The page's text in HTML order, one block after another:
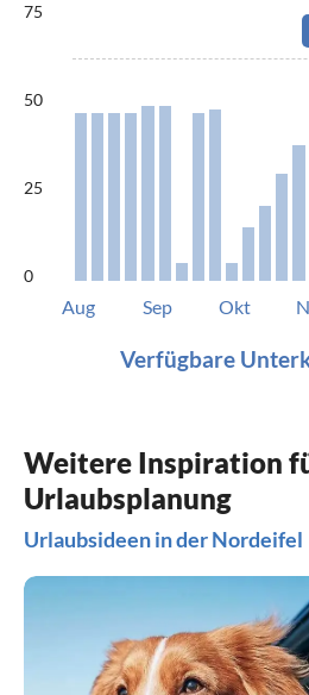
75
50
25
0
Aug Sep Okt
Verfügbare
Weitere Inspiration
Urlaubsplanung
Urlaubsideen in der Nordeifel